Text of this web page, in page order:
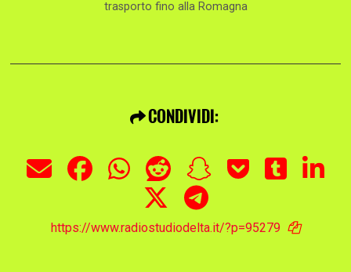
trasporto fino alla Romagna
CONDIVIDI:
https://www.radiostudiodelta.it/?p=95279